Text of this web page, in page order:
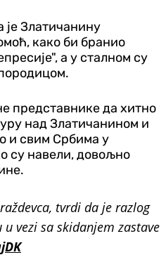
је Златичанину
како би бранио
а у сталном су
представнике да хитно
над Златичанином и
и свим Србима у
су навели, довољно
tvrdi da je razlog
vezi sa skidanjem zastave